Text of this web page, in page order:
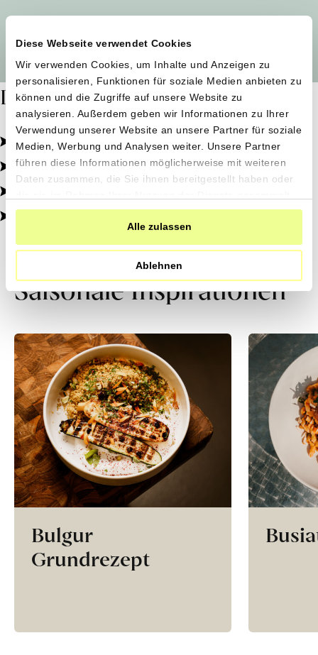
Diese Webseite verwendet Cookies
Wir verwenden Cookies, um Inhalte und Anzeigen zu
personalisieren, Funktionen für soziale Medien anbieten zu
können und die Zugriffe auf unsere Website zu
analysieren. Außerdem geben wir Informationen zu Ihrer
Verwendung unserer Website an unsere Partner für soziale
Medien, Werbung und Analysen weiter. Unsere Partner
führen diese Informationen möglicherweise mit weiteren
Daten zusammen, die Sie ihnen bereitgestellt haben oder
haben.
Alle zulassen
Ablehnen
Dafür stehen wir
Pestizidfrei angebaut, schonend verarbeitet.
Natürliche Zutaten, echter Geschmack.
Von kleinen Höfen, direkt zu dir.
100% transparent, 0% Zusatzstoffe.
Saisonale Inspirationen
Bulgur
Grundrezept